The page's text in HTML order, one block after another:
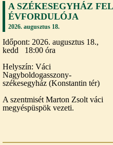
A SZÉKESEGYHÁZ
ÉVFORDULÓJA
2026. augusztus 18.
Időpont: 2026. augusztus 18.,
kedd 18:00 óra
Helyszín: Váci
Nagyboldogasszony-
székesegyház (Konstantin tér)
A szentmisét Marton Zsolt váci
megyéspüspök vezeti.